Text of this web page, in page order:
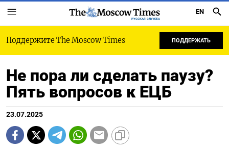
РУССКАЯ СЛУЖБА
EN
Поддержите The Moscow Times ПОДДЕРЖАТЬ
Не пора ли сделать паузу?
Пять вопросов к ЕЦБ
23.07.2025